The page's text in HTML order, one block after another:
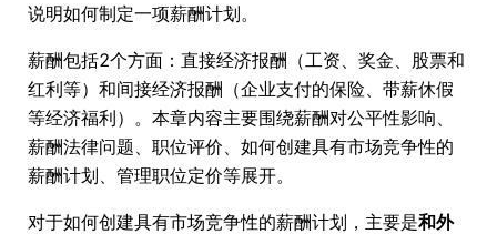
说明如何制定一项薪酬计划。
薪酬包括2个方面：直接经济报酬（工资、奖金、股票和
红利等）和间接经济报酬（企业支付的保险、带薪休假
等经济福利）。本章内容主要围绕薪酬对公平性影响、
薪酬法律问题、职位评价、如何创建具有市场竞争性的
薪酬计划、管理职位定价等展开。
对于如何创建具有市场竞争性的薪酬计划，主要是和外